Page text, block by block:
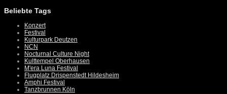
Beliebte Tags
Konzert
Festival
Kulturpark Deutzen
NCN
Nocturnal Culture Night
Kulttempel Oberhausen
M'era Luna Festival
Flugplatz Drispenstedt Hildesheim
Amphi Festival
Tanzbrunnen Köln